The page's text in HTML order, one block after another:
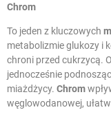
Chrom
To jeden z kluczowych
metabolizmie glukozy i
chroni przed cukrzycą.
jednocześnie
miażdżycy. Chrom
węglowodanowej,